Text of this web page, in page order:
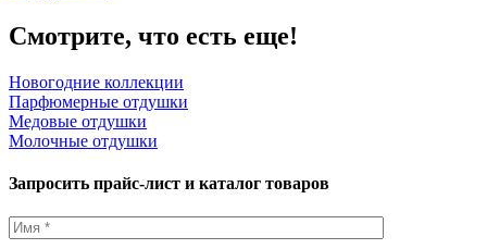
Смотрите, что есть еще!
Новогодние коллекции
Парфюмерные отдушки
Медовые отдушки
Молочные отдушки
Запросить прайс-лист и каталог товаров